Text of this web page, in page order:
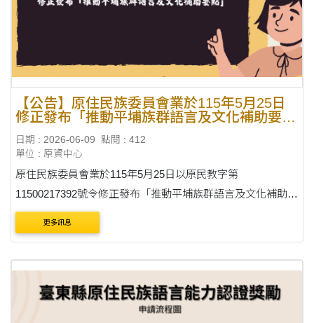
【公告】原住民族委員會業於115年5月25日
修正發布「推動平埔族群語言及文化補助要
日期 : 2026-06-09
點閱 : 412
單位 : 原資中心
原住民族委員會業於115年5月25日以原民教字第
11500217392號令修正發布「推動平埔族群語言及文化補助要
點」，請見附件之修正規定，謝謝。 說明： 一、依據臺北市
政府原住民族事務委員會115年5月27日北市原教文字第
更多訊息